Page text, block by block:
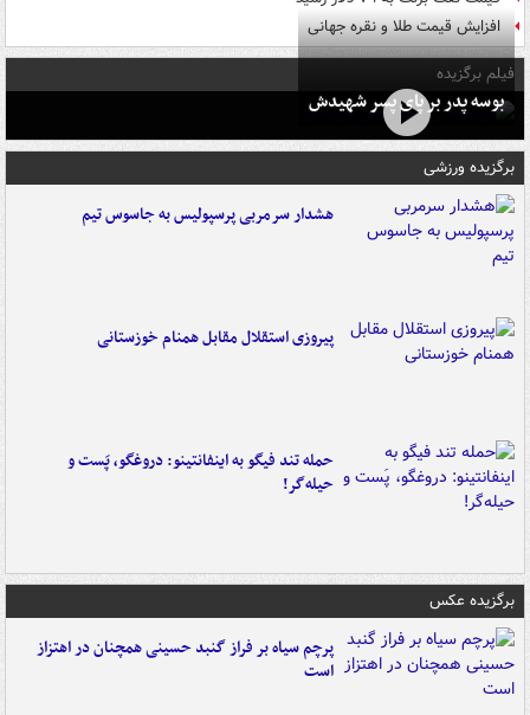
افزایش قیمت طلا و نقره جهانی
فیلم برگزیده
بوسه‌ پدر بر پای پسر شهیدش
برگزیده ورزشی
هشدار سرمربی پرسپولیس به جاسوس تیم
پیروزی استقلال مقابل همنام خوزستانی
حمله تند فیگو به اینفانتینو: دروغگو، پَست‌ و
حیله‌گر!
برگزیده عکس
پرچم سیاه بر فراز گنبد حسینی همچنان در اهتزاز
است